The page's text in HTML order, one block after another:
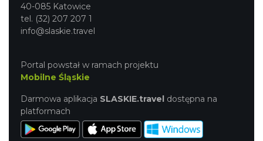
40-085 Katowice
tel. (32) 207 207 1
info@slaskie.travel
Portal powstał w ramach projektu
Mobilne Śląskie
Darmowa aplikacja SLASKIE.travel dostępna na
platformach